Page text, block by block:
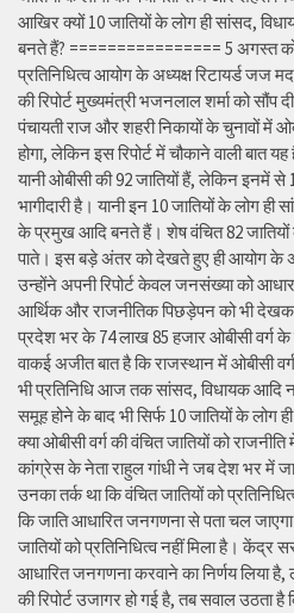
आखिर क्यों 10 जातियों के लोग ही सांसद,
बनते हैं? ================ 5 अगस्त
प्रतिनिधित्व आयोग के अध्यक्ष रिटायर्ड जज
की रिपोर्ट मुख्यमंत्री भजनलाल शर्मा को सौंप
पंचायती राज और शहरी निकायों के चुनावों में
होगा, लेकिन इस रिपोर्ट में चौकाने वाली बात
यानी ओबीसी की 92 जातियों हैं, लेकिन इनमें से
भागीदारी है। यानी इन 10 जातियों के लोग ही
के प्रमुख आदि बनते हैं। शेष वंचित 82 जातियों
पाते। इस बड़े अंतर को देखते हुए ही आयोग के
उन्होंने अपनी रिपोर्ट केवल जनसंख्या को
आर्थिक और राजनीतिक पिछड़ेपन को भी
प्रदेश भर के 74 लाख 85 हजार ओबीसी वर्ग के
वाकई अजीत बात है कि राजस्थान में ओबीसी
भी प्रतिनिधि आज तक सांसद, विधायक आदि
समूह होने के बाद भी सिर्फ 10 जातियों के लोग
क्या ओबीसी वर्ग की वंचित जातियों को राजनीति
कांग्रेस के नेता राहुल गांधी ने जब देश भर में
उनका तर्क था कि वंचित जातियों को
कि जाति आधारित जनगणना से पता चल
जातियों को प्रतिनिधित्व नहीं मिला है। केंद्र
आधारित जनगणना करवाने का निर्णय लिया
की रिपोर्ट उजागर हो गई है, तब सवाल उठता